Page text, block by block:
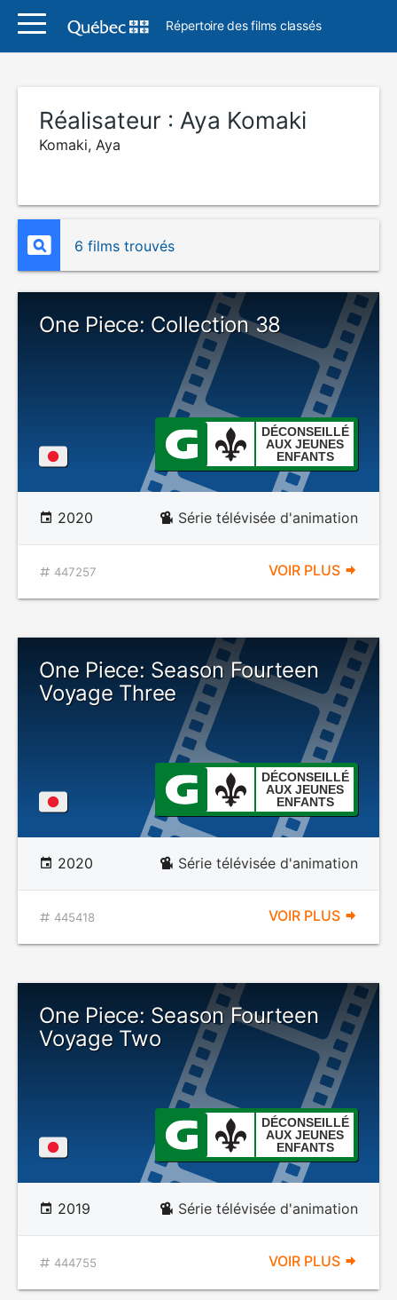
Répertoire des films classés
Réalisateur : Aya Komaki
Komaki, Aya
6 films trouvés
One Piece: Collection 38
DÉCONSEILLÉ
AUX JEUNES
ENFANTS
2020 Série télévisée d'animation
447257 VOIR PLUS
One Piece: Season Fourteen
Voyage Three
DÉCONSEILLÉ
AUX JEUNES
ENFANTS
2020 Série télévisée d'animation
445418 VOIR PLUS
One Piece: Season Fourteen
Voyage Two
DÉCONSEILLÉ
AUX JEUNES
ENFANTS
2019 Série télévisée d'animation
444755 VOIR PLUS